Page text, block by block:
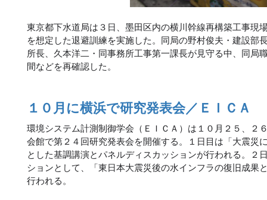
東京都下水道局は３日、墨田区内の横川幹線再構築工事現
を想定した退避訓練を実施した。同局の野村俊夫・建設部
所長、久本洋二・同事務所工事第一課長が見守る中、同局
間などを再確認した。
１０月に横浜で研究発表会／ＥＩＣＡ
環境システム計測制御学会（ＥＩＣＡ）は１０月２５、２
会館で第２４回研究発表会を開催する。１日目は「大震災
とした基調講演とパネルディスカッションが行われる。２
ションとして、「東日本大震災後の水インフラの復旧成果
行われる。